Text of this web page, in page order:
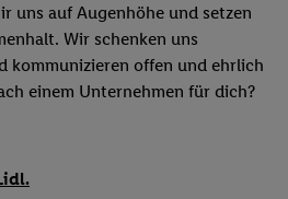
uns auf Augenhöhe und setzen
Wir schenken uns
kommunizieren offen und ehrlich
einem Unternehmen für dich?